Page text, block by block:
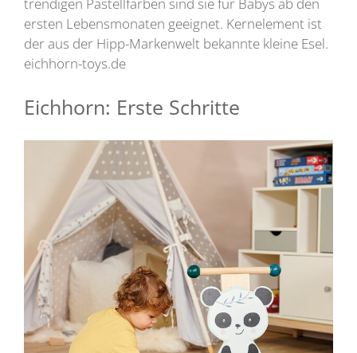
trendigen Pastellfarben sind sie für Babys ab den
ersten Lebensmonaten geeignet. Kernelement ist
der aus der Hipp-Markenwelt bekannte kleine Esel.
eichhorn-toys.de
Eichhorn: Erste Schritte